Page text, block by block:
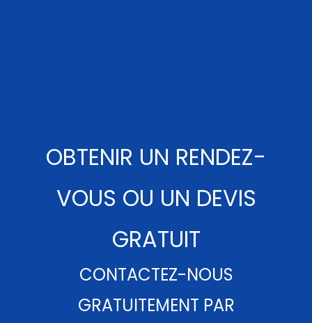
OBTENIR UN RENDEZ-
VOUS OU UN DEVIS
GRATUIT
CONTACTEZ-NOUS
GRATUITEMENT PAR